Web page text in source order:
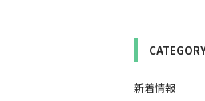
新着情報